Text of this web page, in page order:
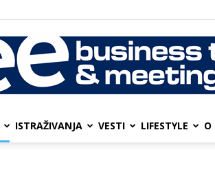
ISTRAŽIVANJA VESTI LIFESTYLE О